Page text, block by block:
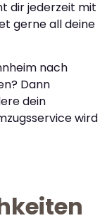
dir jederzeit mit
gerne all deine
nach
Dann
dein
wird